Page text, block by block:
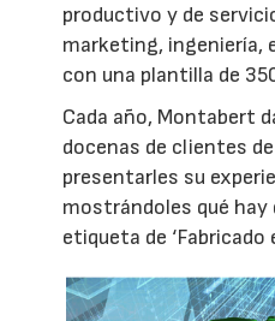
productivo y de
marketing, ingeniería,
con una plantilla de
Cada año, Montabert
docenas de clientes
presentarles su
mostrándoles qué hay
etiqueta de ‘Fabricado